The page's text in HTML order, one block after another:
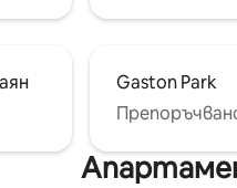
Gaston Park